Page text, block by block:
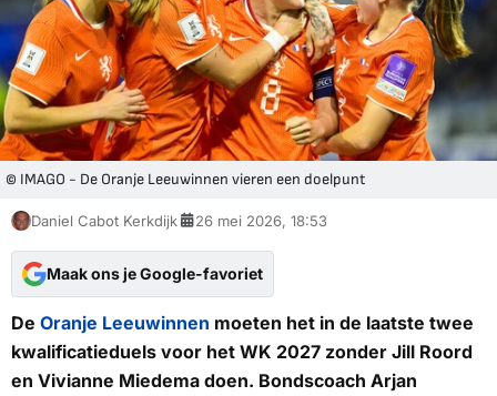
© IMAGO - De Oranje Leeuwinnen vieren een doelpunt
Daniel Cabot Kerkdijk 26 mei 2026, 18:53
Maak ons je Google-favoriet
De Oranje Leeuwinnen moeten het in de laatste twee
kwalificatieduels voor het WK 2027 zonder Jill Roord
en Vivianne Miedema doen. Bondscoach Arjan